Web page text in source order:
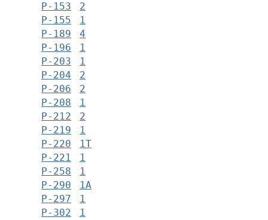
Р-153
2
Р-155
1
Р-189
4
Р-196
1
Р-203
1
Р-204
2
Р-206
2
Р-208
1
Р-212
2
Р-219
1
Р-220
1Т
Р-221
1
Р-258
1
Р-290
1А
Р-297
1
Р-302
1